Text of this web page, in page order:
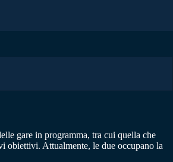
gare in programma, tra cui quella che
obiettivi. Attualmente, le due occupano la